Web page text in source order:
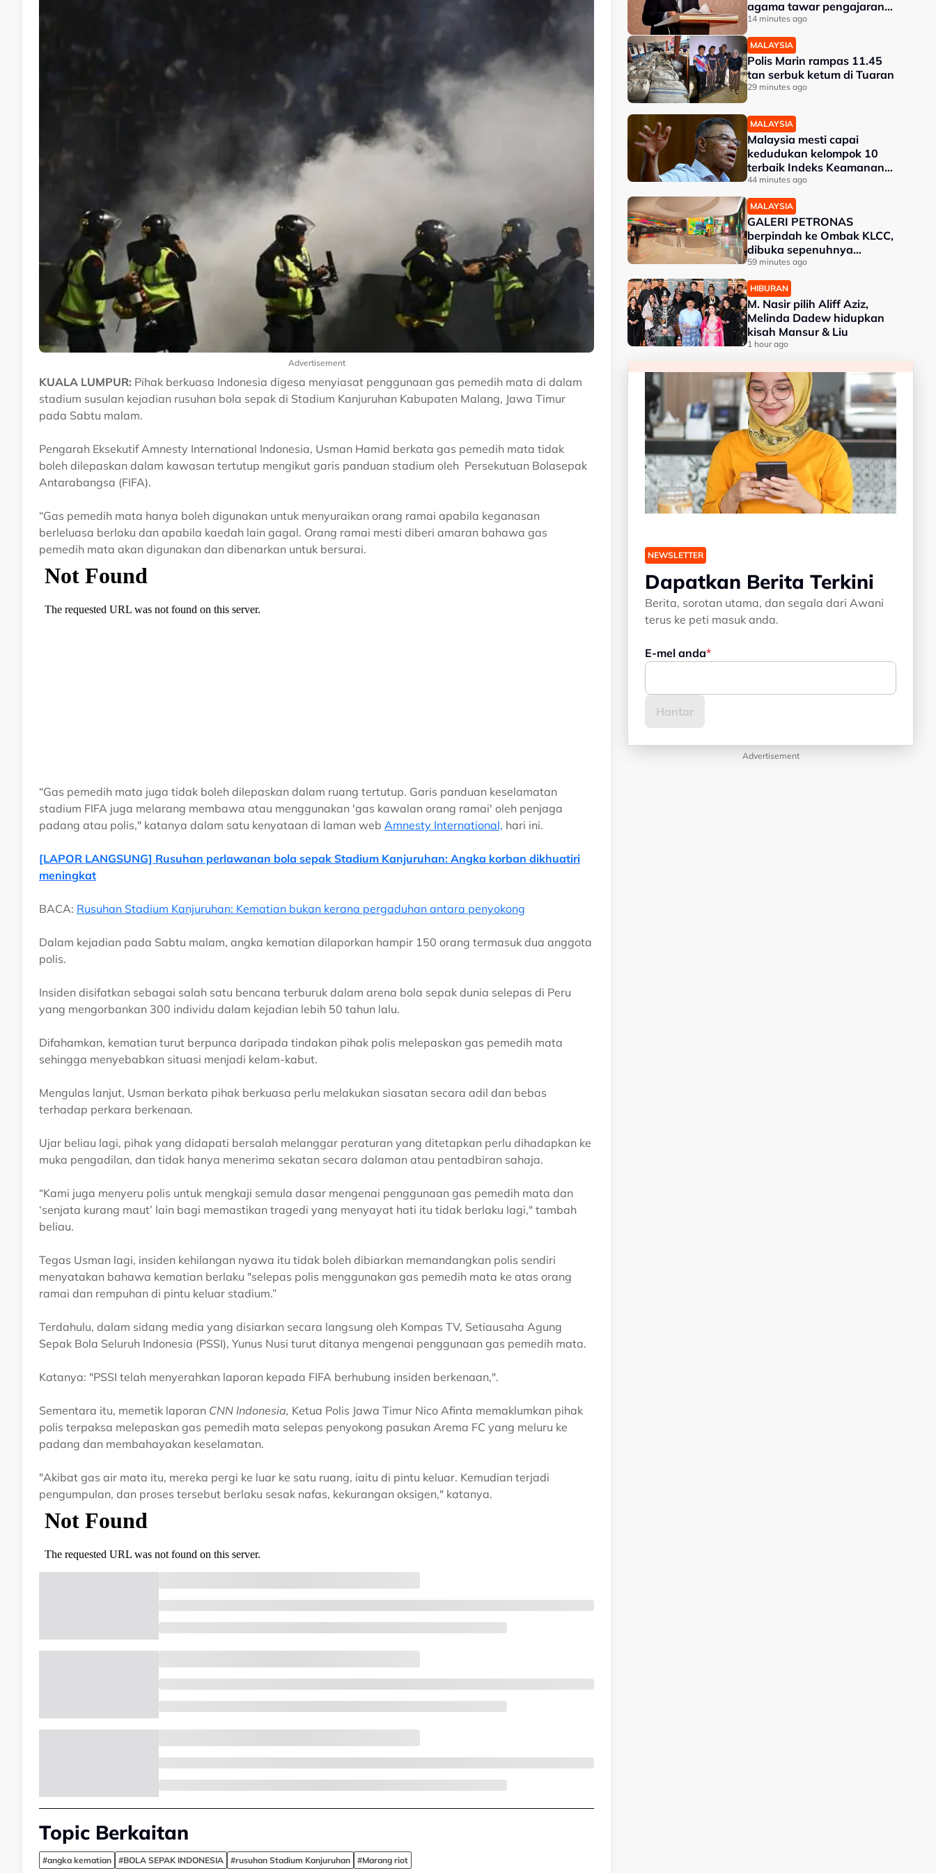
Advertisement
KUALA LUMPUR: Pihak berkuasa Indonesia digesa menyiasat penggunaan gas pemedih mata di dalam
stadium susulan kejadian rusuhan bola sepak di Stadium Kanjuruhan Kabupaten Malang, Jawa Timur
pada Sabtu malam.
Pengarah Eksekutif Amnesty International Indonesia, Usman Hamid berkata gas pemedih mata tidak
boleh dilepaskan dalam kawasan tertutup mengikut garis panduan stadium oleh Persekutuan Bolasepak
Antarabangsa (FIFA).
“Gas pemedih mata hanya boleh digunakan untuk menyuraikan orang ramai apabila keganasan
berleluasa berlaku dan apabila kaedah lain gagal. Orang ramai mesti diberi amaran bahawa gas
pemedih mata akan digunakan dan dibenarkan untuk bersurai.
“Gas pemedih mata juga tidak boleh dilepaskan dalam ruang tertutup. Garis panduan keselamatan
stadium FIFA juga melarang membawa atau menggunakan 'gas kawalan orang ramai' oleh penjaga
padang atau polis," katanya dalam satu kenyataan di laman web Amnesty International, hari ini.
[LAPOR LANGSUNG] Rusuhan perlawanan bola sepak Stadium Kanjuruhan: Angka korban dikhuatiri
meningkat
BACA: Rusuhan Stadium Kanjuruhan: Kematian bukan kerana pergaduhan antara penyokong
Dalam kejadian pada Sabtu malam, angka kematian dilaporkan hampir 150 orang termasuk dua anggota
polis.
Insiden disifatkan sebagai salah satu bencana terburuk dalam arena bola sepak dunia selepas di Peru
yang mengorbankan 300 individu dalam kejadian lebih 50 tahun lalu.
Difahamkan, kematian turut berpunca daripada tindakan pihak polis melepaskan gas pemedih mata
sehingga menyebabkan situasi menjadi kelam-kabut.
Mengulas lanjut, Usman berkata pihak berkuasa perlu melakukan siasatan secara adil dan bebas
terhadap perkara berkenaan.
Ujar beliau lagi, pihak yang didapati bersalah melanggar peraturan yang ditetapkan perlu dihadapkan ke
muka pengadilan, dan tidak hanya menerima sekatan secara dalaman atau pentadbiran sahaja.
“Kami juga menyeru polis untuk mengkaji semula dasar mengenai penggunaan gas pemedih mata dan
‘senjata kurang maut’ lain bagi memastikan tragedi yang menyayat hati itu tidak berlaku lagi," tambah
beliau.
Tegas Usman lagi, insiden kehilangan nyawa itu tidak boleh dibiarkan memandangkan polis sendiri
menyatakan bahawa kematian berlaku "selepas polis menggunakan gas pemedih mata ke atas orang
ramai dan rempuhan di pintu keluar stadium.”
Terdahulu, dalam sidang media yang disiarkan secara langsung oleh Kompas TV, Setiausaha Agung
Sepak Bola Seluruh Indonesia (PSSI), Yunus Nusi turut ditanya mengenai penggunaan gas pemedih mata.
Katanya: "PSSI telah menyerahkan laporan kepada FIFA berhubung insiden berkenaan,".
Sementara itu, memetik laporan CNN Indonesia, Ketua Polis Jawa Timur Nico Afinta memaklumkan pihak
polis terpaksa melepaskan gas pemedih mata selepas penyokong pasukan Arema FC yang meluru ke
padang dan membahayakan keselamatan.
"Akibat gas air mata itu, mereka pergi ke luar ke satu ruang, iaitu di pintu keluar. Kemudian terjadi
pengumpulan, dan proses tersebut berlaku sesak nafas, kekurangan oksigen," katanya.
Topic Berkaitan
#angka kematian #BOLA SEPAK INDONESIA #rusuhan Stadium Kanjuruhan #Marang riot
agama tawar pengajaran
kepada dunia - Aaron
14 minutes ago
MALAYSIA
Polis Marin rampas 11.45
tan serbuk ketum di Tuaran
29 minutes ago
MALAYSIA
Malaysia mesti capai
kedudukan kelompok 10
terbaik Indeks Keamanan
Global - Saifuddin Nasution
44 minutes ago
MALAYSIA
GALERI PETRONAS
berpindah ke Ombak KLCC,
dibuka sepenuhnya
menjelang penghujung 2027
59 minutes ago
HIBURAN
M. Nasir pilih Aliff Aziz,
Melinda Dadew hidupkan
kisah Mansur & Liu
1 hour ago
NEWSLETTER
Dapatkan Berita Terkini
Berita, sorotan utama, dan segala dari Awani
terus ke peti masuk anda.
E-mel anda
Advertisement